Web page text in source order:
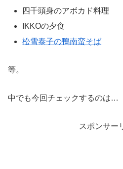
四千頭身のアボカド料理
IKKOの夕食
松雪泰子の鴨南蛮そば
等。
中でも今回チェックするのは…
スポンサー